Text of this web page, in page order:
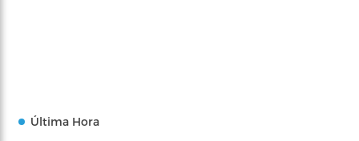
Última Hora